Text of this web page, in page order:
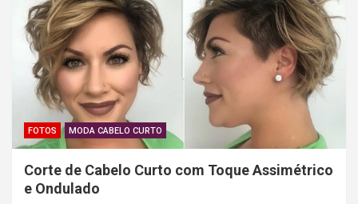
FOTOS MODA CABELO CURTO
Corte de Cabelo Curto com Toque Assimétrico
e Ondulado